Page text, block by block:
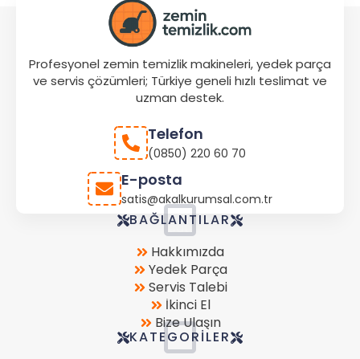
Profesyonel zemin temizlik makineleri, yedek parça
ve servis çözümleri; Türkiye geneli hızlı teslimat ve
uzman destek.
Telefon
(0850) 220 60 70
E-posta
satis@akalkurumsal.com.tr
BAĞLANTILAR
Store
Location
Hakkımızda
Yedek Parça
Servis Talebi
İkinci El
Bize Ulaşın
KATEGORILER